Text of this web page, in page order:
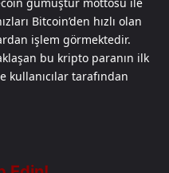
Bitcoin’den hızlı olan
işlem görmektedir.
bu kripto paranın ilk
kullanıcılar tarafından